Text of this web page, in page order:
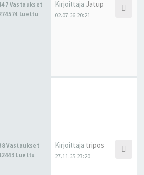
Vastaukset
Luettu
Kirjoittaja Jatup
02.07.26 20:21
Vastaukset
Luettu
Kirjoittaja tripos
27.11.25 23:20